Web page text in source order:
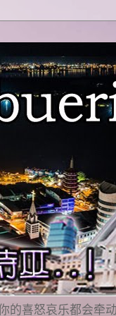
的喜怒哀乐都会牵